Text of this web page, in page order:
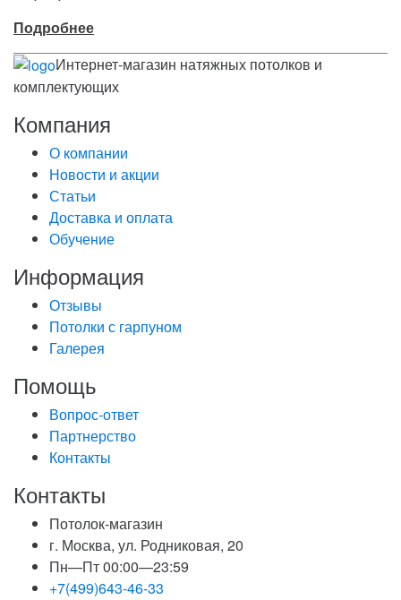
Подробнее
Интернет-магазин натяжных потолков и
комплектующих
Компания
О компании
Новости и акции
Статьи
Доставка и оплата
Обучение
Информация
Отзывы
Потолки с гарпуном
Галерея
Помощь
Вопрос-ответ
Партнерство
Контакты
Контакты
Потолок-магазин
г. Москва, ул. Родниковая, 20
Пн—Пт 00:00—23:59
+7(499)643-46-33